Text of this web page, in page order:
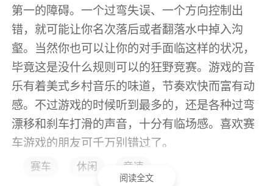
第一的障碍。一个过弯失误、一个方向控制出
错，就可能让你名次落后或者翻落水中掉入沟
壑。当然你也可以让你的对手面临这样的状况，
毕竟这是没什么规则可以的狂野竞赛。游戏的音
乐有着美式乡村音乐的味道，节奏欢快而富有动
感。不过游戏的时候听到最多的，还是各种过弯
漂移和刹车打滑的声音，十分有临场感。喜欢赛
车游戏的朋友可千万别错过了。
赛车 休闲 竞速
阅读全文